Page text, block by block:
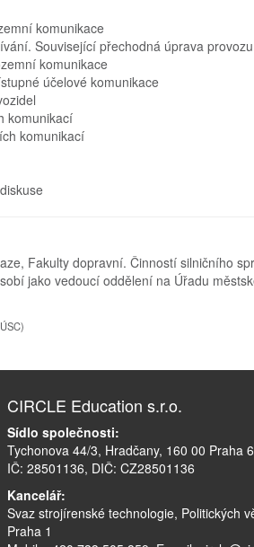
komunikace
Související přechodná úprava provozu
komunikace
účelové komunikace
komunikací
komunikací
Fakulty dopravní. Činností silničního
jako vedoucí oddělení na Úřadu
CIRCLE Education s.r.o.
Sídlo společnosti:
Tychonova 44/3, Hradčany, 160 00 Praha 6
IČ: 28501136, DIČ: CZ28501136
Kancelář:
Svaz strojírenské technologie, Politických
Praha 1